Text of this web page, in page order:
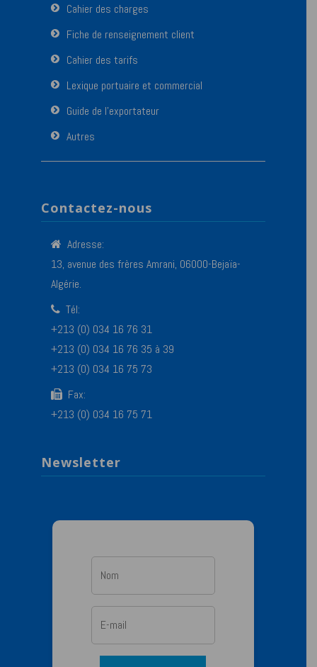
Cahier des charges
Fiche de renseignement client
Cahier des tarifs
Lexique portuaire et commercial
Guide de l’exportateur
Autres
Contactez-nous
Adresse:
13, avenue des frères Amrani, 06000-Bejaïa-
Algérie.
Tél:
+213 (0) 034 16 76 31
+213 (0) 034 16 76 35 à 39
+213 (0) 034 16 75 73
Fax:
+213 (0) 034 16 75 71
Newsletter